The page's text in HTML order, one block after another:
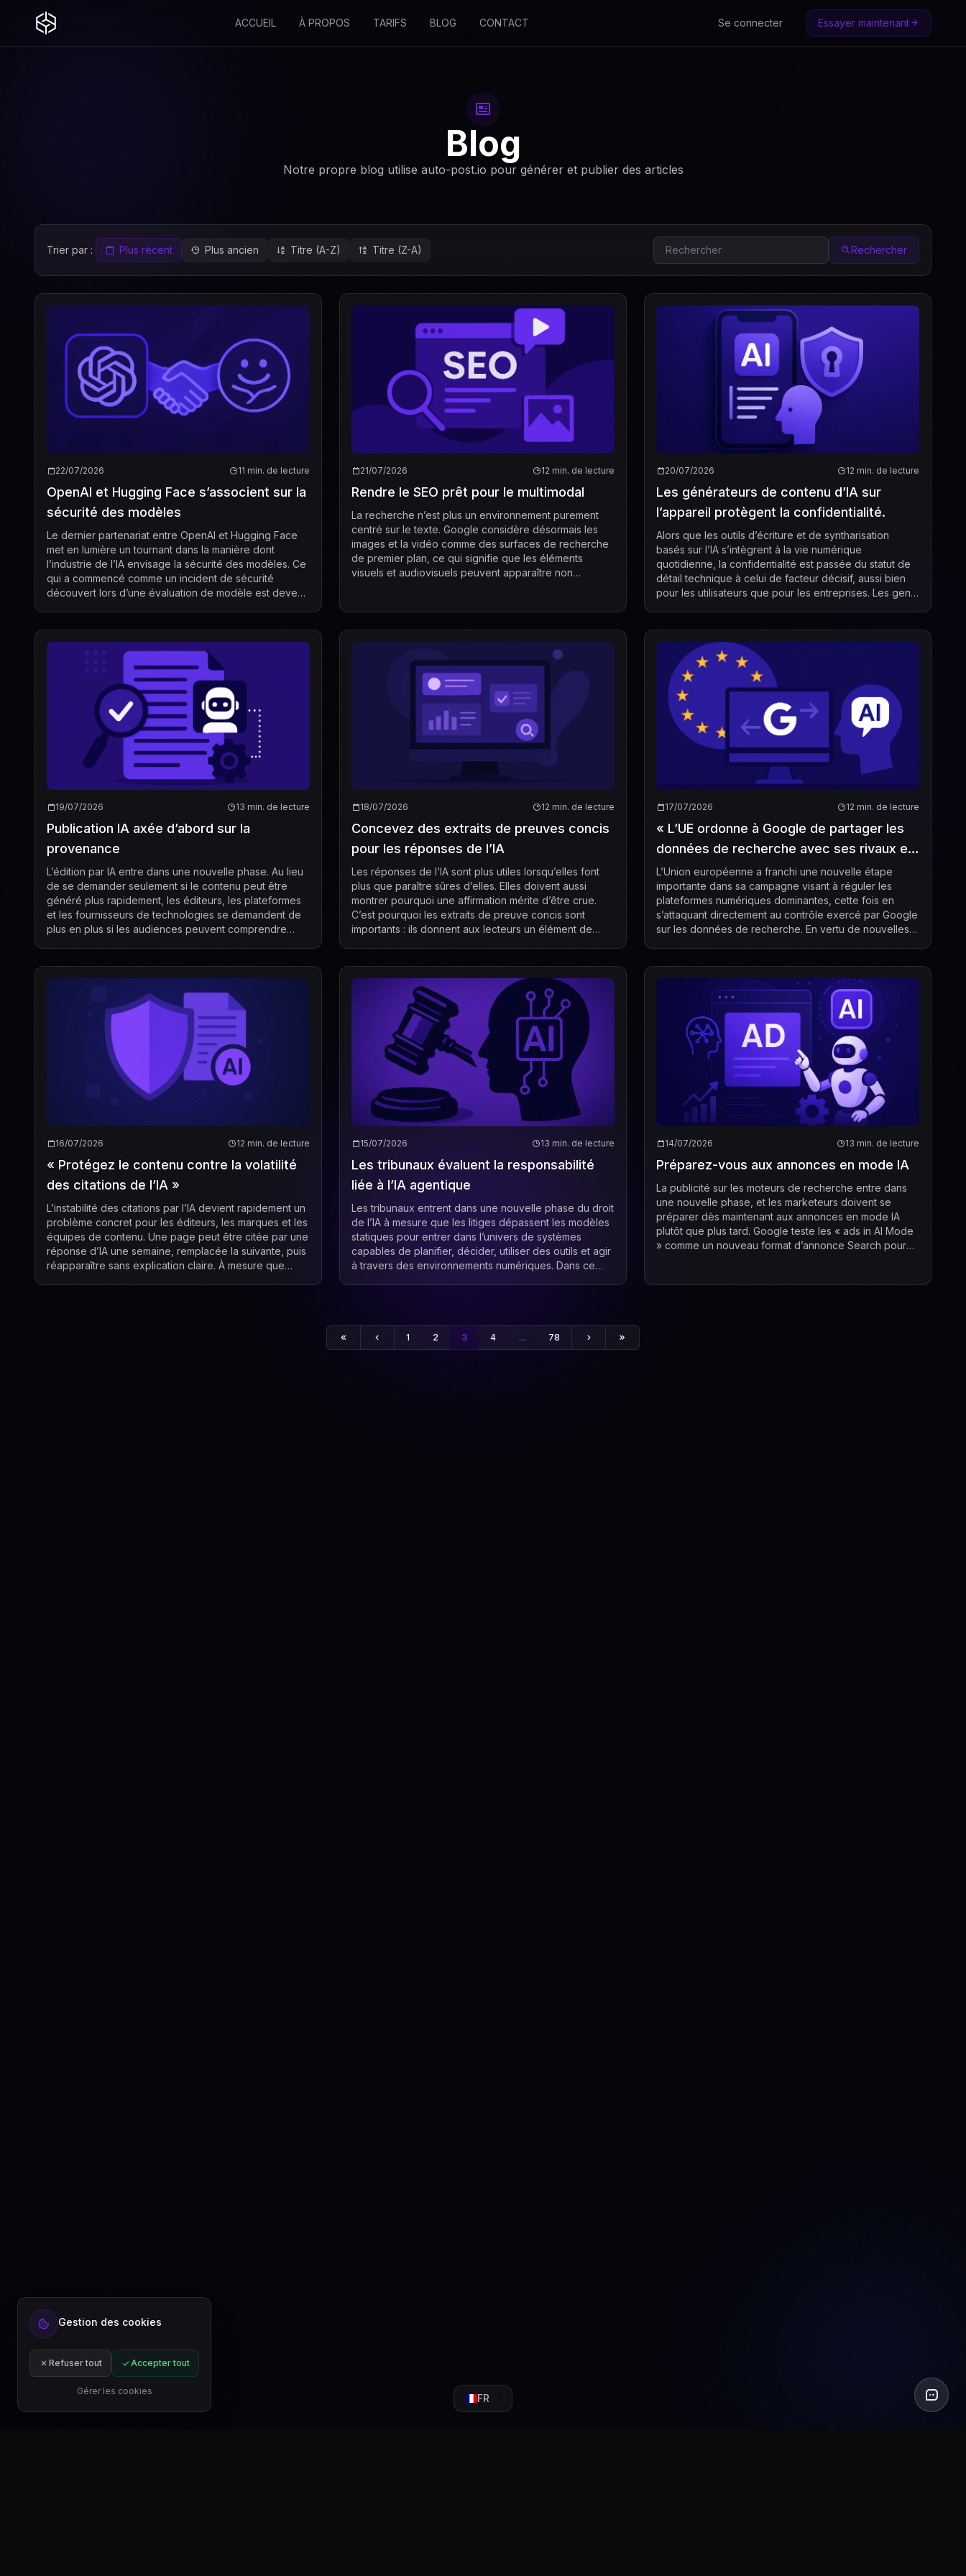
ACCUEIL À PROPOS TARIFS BLOG CONTACT Se connecter Essayer maintenant
Blog
Notre propre blog utilise auto-post.io pour générer et publier des articles
Trier par : Plus récent Plus ancien Titre (A-Z) Titre (Z-A) Rechercher
22/07/2026 11 min. de lecture
OpenAI et Hugging Face s’associent sur la
sécurité des modèles
Le dernier partenariat entre OpenAI et Hugging Face
met en lumière un tournant dans la manière dont
l’industrie de l’IA envisage la sécurité des modèles. Ce
qui a commencé comme un incident de sécurité
découvert lors d’une évaluation de modèle est devenu
21/07/2026 12 min. de lecture
Rendre le SEO prêt pour le multimodal
La recherche n’est plus un environnement purement
centré sur le texte. Google considère désormais les
images et la vidéo comme des surfaces de recherche
de premier plan, ce qui signifie que les éléments
visuels et audiovisuels peuvent apparaître non
20/07/2026 12 min. de lecture
Les générateurs de contenu d’IA sur
l’appareil protègent la confidentialité.
Alors que les outils d’écriture et de syntharisation
basés sur l’IA s’intègrent à la vie numérique
quotidienne, la confidentialité est passée du statut de
détail technique à celui de facteur décisif, aussi bien
pour les utilisateurs que pour les entreprises. Les gens
19/07/2026 13 min. de lecture
Publication IA axée d’abord sur la
provenance
L’édition par IA entre dans une nouvelle phase. Au lieu
de se demander seulement si le contenu peut être
généré plus rapidement, les éditeurs, les plateformes
et les fournisseurs de technologies se demandent de
plus en plus si les audiences peuvent comprendre
18/07/2026 12 min. de lecture
Concevez des extraits de preuves concis
pour les réponses de l’IA
Les réponses de l’IA sont plus utiles lorsqu’elles font
plus que paraître sûres d’elles. Elles doivent aussi
montrer pourquoi une affirmation mérite d’être crue.
C’est pourquoi les extraits de preuve concis sont
importants : ils donnent aux lecteurs un élément de
17/07/2026 12 min. de lecture
« L’UE ordonne à Google de partager les
données de recherche avec ses rivaux en
IA »
L’Union européenne a franchi une nouvelle étape
importante dans sa campagne visant à réguler les
plateformes numériques dominantes, cette fois en
s’attaquant directement au contrôle exercé par Google
sur les données de recherche. En vertu de nouvelles
16/07/2026 12 min. de lecture
« Protégez le contenu contre la volatilité
des citations de l’IA »
L’instabilité des citations par l’IA devient rapidement un
problème concret pour les éditeurs, les marques et les
équipes de contenu. Une page peut être citée par une
réponse d’IA une semaine, remplacée la suivante, puis
réapparaître sans explication claire. À mesure que
15/07/2026 13 min. de lecture
Les tribunaux évaluent la responsabilité
liée à l’IA agentique
Les tribunaux entrent dans une nouvelle phase du droit
de l’IA à mesure que les litiges dépassent les modèles
statiques pour entrer dans l’univers de systèmes
capables de planifier, décider, utiliser des outils et agir
à travers des environnements numériques. Dans ce
14/07/2026 13 min. de lecture
Préparez-vous aux annonces en mode IA
La publicité sur les moteurs de recherche entre dans
une nouvelle phase, et les marketeurs doivent se
préparer dès maintenant aux annonces en mode IA
plutôt que plus tard. Google teste les « ads in AI Mode
» comme un nouveau format d’annonce Search pour
1 2 3 4 ... 78
FR
Gestion des cookies
Refuser tout Accepter tout
Gérer les cookies
Prêt à automatiser votre contenu ?
Inscrivez-vous gratuitement ou abonnez-
vous à un plan.
Commencer gratuitement